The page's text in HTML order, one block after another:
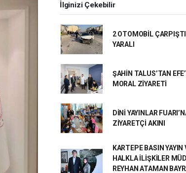
İlginizi Çekebilir
2 OTOMOBİL
YARALI
ŞAHİN TALUS’TAN
MORAL ZİYARETİ
DİNİ YAYINLAR
ZİYARETÇİ AKINI
KARTEPE BASIN YAYIN
HALKLA İLİŞKİLER
REYHAN ATAMAN